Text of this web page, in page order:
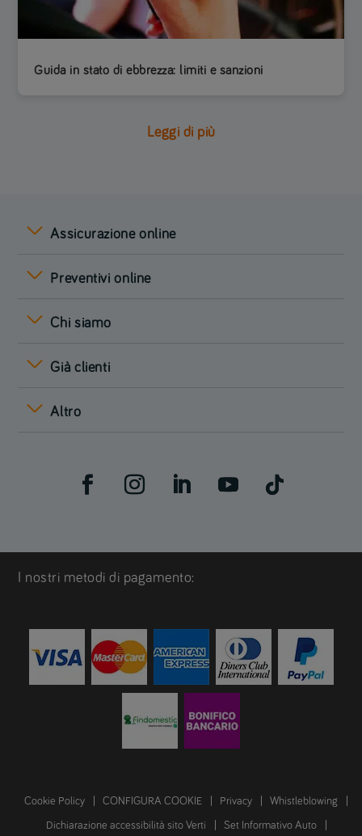
Guida in stato di ebbrezza: limiti e sanzioni
Leggi di più
Assicurazione online
Preventivi online
Chi siamo
Già clienti
Altro
I nostri metodi di pagamento:
Cookie Policy CONFIGURA COOKIE Privacy Whistleblowing
Dichiarazione accessibilità sito Verti Set Informativo Auto